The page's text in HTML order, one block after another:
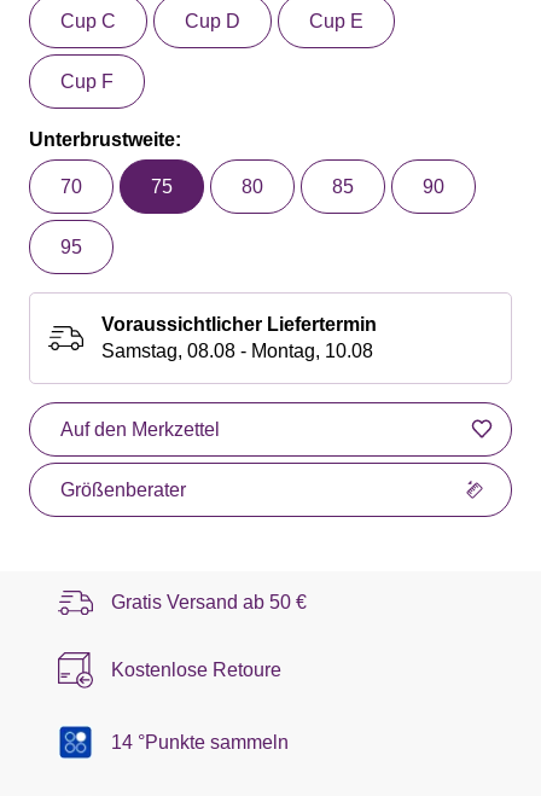
Cup C Cup D Cup E
Cup F
Unterbrustweite:
70 75 80 85 90
95
Voraussichtlicher Liefertermin
Samstag, 08.08 - Montag, 10.08
Auf den Merkzettel
Größenberater
Gratis Versand ab 50 €
Kostenlose Retoure
14 °Punkte sammeln